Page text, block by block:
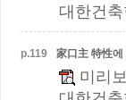
대한건
p.119 家口主 特性
미리보